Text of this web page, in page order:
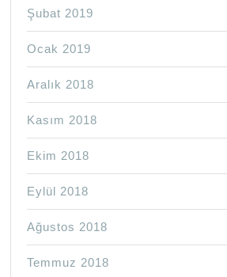
Şubat 2019
Ocak 2019
Aralık 2018
Kasım 2018
Ekim 2018
Eylül 2018
Ağustos 2018
Temmuz 2018